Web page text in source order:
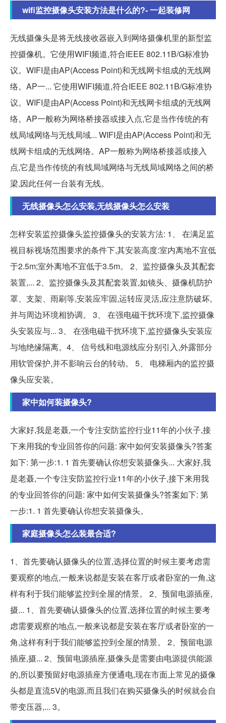
wifi监控摄像头安装方法是什么的?- 一起装修网
无线摄像头是将无线接收器嵌入到网络摄像机里的新型监
控摄像机。它使用WIFI频道,符合IEEE 802.11B/G标准协
议。WIFI是由AP(Access Point)和无线网卡组成的无线网
络。AP一... 它使用WIFI频道,符合IEEE 802.11B/G标准协
议。WIFI是由AP(Access Point)和无线网卡组成的无线网
络。AP一般称为网络桥接器或接入点,它是当作传统的有
线局域网络与无线局域... WIFI是由AP(Access Point)和无
线网卡组成的无线网络。AP一般称为网络桥接器或接入
点,它是当作传统的有线局域网络与无线局域网络之间的桥
梁,因此任何一台装有无线。
无线摄像头怎么安装,无线摄像头怎么安装
怎样安装监控摄像头监控摄像头的安装方法: 1、 在满足监
视目标视场范围要求的条件下,其安装高度:室内离地不宜低
于2.5m;室外离地不宜低于3.5m。 2、监控摄像头及其配套
装置,... 2、监控摄像头及其配套装置,如镜头、摄像机防护
罩、支架、雨刷等,安装应牢固,运转应灵活,应注意防破坏,
并与周边环境相协调。 3、 在强电磁干扰环境下,监控摄像
头安装应与... 3、 在强电磁干扰环境下,监控摄像头安装应
与地绝缘隔离。4、 信号线和电源线应分别引入,外露部分
用软管保护,并不影响云台的转动。 5、 电梯厢内的监控摄
像头应安装。
家中如何装摄像头?
大家好,我是老聂,一个专注安防监控行业11年的小伙子,接
下来用我的专业回答你的问题: 家中如何安装摄像头?答案
如下: 第一步:1. 1 首先要确认你想安装摄像头... 大家好,我
是老聂,一个专注安防监控行业11年的小伙子,接下来用我
的专业回答你的问题: 家中如何安装摄像头?答案如下: 第
一步:1. 1 首先要确认你想安装摄像头。
家庭摄像头怎么装最合适?
1、首先要确认摄像头的位置,选择位置的时候主要考虑需
要观察的地点,一般来说都是安装在客厅或者卧室的一角,这
样有利于我们能够监控到全屋的情景。 2、预留电源插座,
摄... 1、首先要确认摄像头的位置,选择位置的时候主要考
虑需要观察的地点,一般来说都是安装在客厅或者卧室的一
角,这样有利于我们能够监控到全屋的情景。 2、预留电源
插座,摄... 2、预留电源插座,摄像头是需要由电源提供能源
的,所以要预留好电源插座方便通电,现在市面上常见的摄像
头都是直流5V的电源,而且我们在购买摄像头的时候就会自
带变压器,... 3。